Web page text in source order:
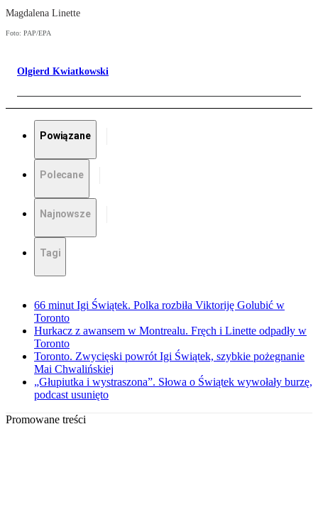
Magdalena Linette
Foto: PAP/EPA
Olgierd Kwiatkowski
Powiązane
Polecane
Najnowsze
Tagi
66 minut Igi Świątek. Polka rozbiła Viktoriję Golubić w
Toronto
Hurkacz z awansem w Montrealu. Fręch i Linette odpadły w
Toronto
Toronto. Zwycięski powrót Igi Świątek, szybkie pożegnanie
Mai Chwalińskiej
„Głupiutka i wystraszona”. Słowa o Świątek wywołały burzę,
podcast usunięto
Promowane treści